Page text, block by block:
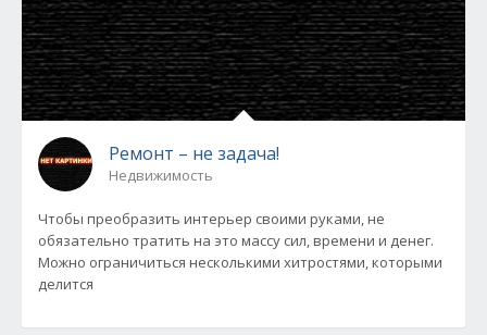
Ремонт – не задача!
Недвижимость
Чтобы преобразить интерьер своими руками, не
обязательно тратить на это массу сил, времени и денег.
Можно ограничиться несколькими хитростями, которыми
делится